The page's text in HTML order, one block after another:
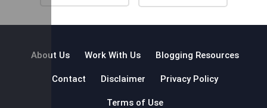
About Us Work With Us Blogging Resources
Contact Disclaimer Privacy Policy
Terms of Use